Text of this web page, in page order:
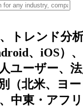
トレンド分
、iOS）
ユーザー、
（北米、ヨ
中東・アフ